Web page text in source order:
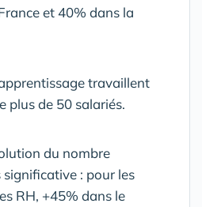
et 40% dans la
travaillent
plus de 50 salariés.
du nombre
: pour les
RH, +45% dans le